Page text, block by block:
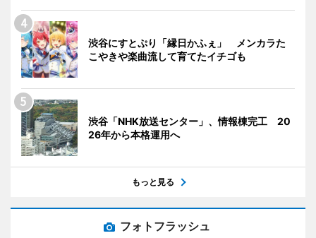
渋谷にすとぷり「縁日かふぇ」 メンカラた
こやきや楽曲流して育てたイチゴも
渋谷「NHK放送センター」、情報棟完工 20
26年から本格運用へ
もっと見る
フォトフラッシュ